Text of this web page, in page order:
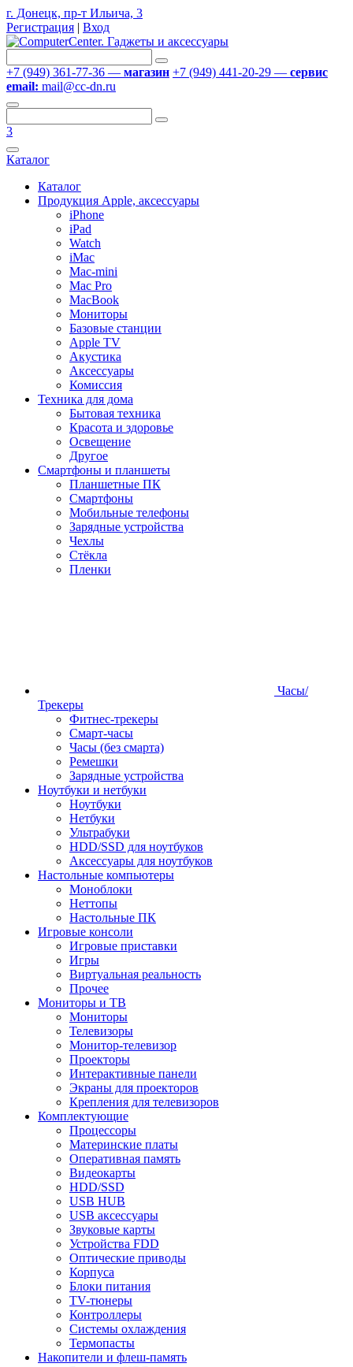
г. Донецк, пр-т Ильича, 3
Регистрация | Вход
+7 (949) 361-77-36 — магазин +7 (949) 441-20-29 — сервис
email: mail@cc-dn.ru
3
Каталог
Каталог
Продукция Apple, аксессуары
iPhone
iPad
Watch
iMac
Mac-mini
Mac Pro
MacBook
Мониторы
Базовые станции
Apple TV
Акустика
Аксессуары
Комиссия
Техника для дома
Бытовая техника
Красота и здоровье
Освещение
Другое
Смартфоны и планшеты
Планшетные ПК
Смартфоны
Мобильные телефоны
Зарядные устройства
Чехлы
Стёкла
Пленки
Часы/
Трекеры
Фитнес-трекеры
Смарт-часы
Часы (без смарта)
Ремешки
Зарядные устройства
Ноутбуки и нетбуки
Ноутбуки
Нетбуки
Ультрабуки
HDD/SSD для ноутбуков
Аксессуары для ноутбуков
Настольные компьютеры
Моноблоки
Неттопы
Настольные ПК
Игровые консоли
Игровые приставки
Игры
Виртуальная реальность
Прочее
Мониторы и ТВ
Мониторы
Телевизоры
Монитор-телевизор
Проекторы
Интерактивные панели
Экраны для проекторов
Крепления для телевизоров
Комплектующие
Процессоры
Материнские платы
Оперативная память
Видеокарты
HDD/SSD
USB HUB
USB аксессуары
Звуковые карты
Устройства FDD
Оптические приводы
Корпуса
Блоки питания
TV-тюнеры
Контроллеры
Системы охлаждения
Термопасты
Накопители и флеш-память